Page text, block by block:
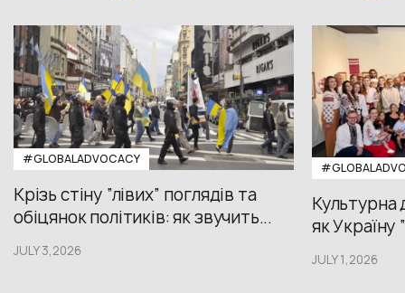
#GLOBALADVOCACY
Крізь стіну “лівих” поглядів та
обіцянок політиків: як звучить...
JULY 3,2026
Культурна
як
JULY 1,2026